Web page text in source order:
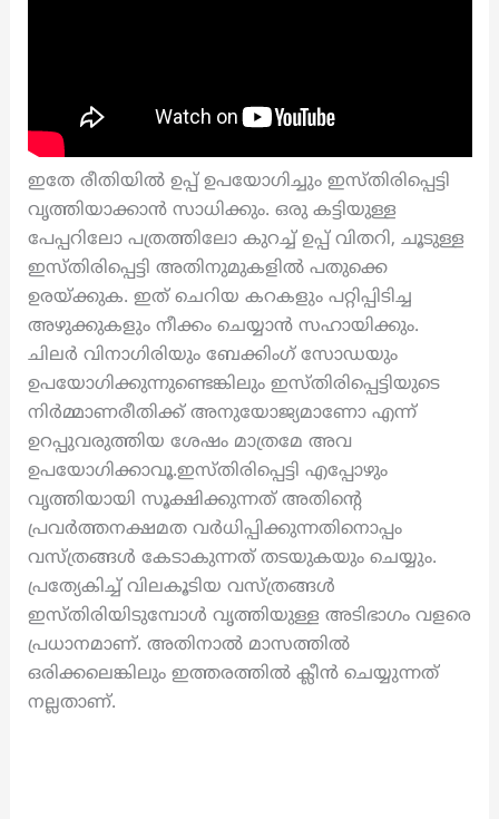
ഇതേ രീതിയിൽ ഉപ്പ് ഉപയോഗിച്ചും ഇസ്തിരിപ്പെട്ടി
വൃത്തിയാക്കാൻ സാധിക്കും. ഒരു കട്ടിയുള്ള
പേപ്പറിലോ പത്രത്തിലോ കുറച്ച് ഉപ്പ് വിതറി, ചൂടുള്ള
ഇസ്തിരിപ്പെട്ടി അതിനുമുകളിൽ പതുക്കെ
ഉരയ്ക്കുക. ഇത് ചെറിയ കറകളും പറ്റിപ്പിടിച്ച
അഴുക്കുകളും നീക്കം ചെയ്യാൻ സഹായിക്കും.
ചിലർ വിനാഗിരിയും ബേക്കിംഗ് സോഡയും
ഉപയോഗിക്കുന്നുണ്ടെങ്കിലും ഇസ്തിരിപ്പെട്ടിയുടെ
നിർമ്മാണരീതിക്ക് അനുയോജ്യമാണോ എന്ന്
ഉറപ്പുവരുത്തിയ ശേഷം മാത്രമേ അവ
ഉപയോഗിക്കാവൂ.ഇസ്തിരിപ്പെട്ടി എപ്പോഴും
വൃത്തിയായി സൂക്ഷിക്കുന്നത് അതിന്റെ
പ്രവർത്തനക്ഷമത വർധിപ്പിക്കുന്നതിനൊപ്പം
വസ്ത്രങ്ങൾ കേടാകുന്നത് തടയുകയും ചെയ്യും.
പ്രത്യേകിച്ച് വിലകൂടിയ വസ്ത്രങ്ങൾ
ഇസ്തിരിയിടുമ്പോൾ വൃത്തിയുള്ള അടിഭാഗം വളരെ
പ്രധാനമാണ്. അതിനാൽ മാസത്തിൽ
ഒരിക്കലെങ്കിലും ഇത്തരത്തിൽ ക്ലീൻ ചെയ്യുന്നത്
നല്ലതാണ്.